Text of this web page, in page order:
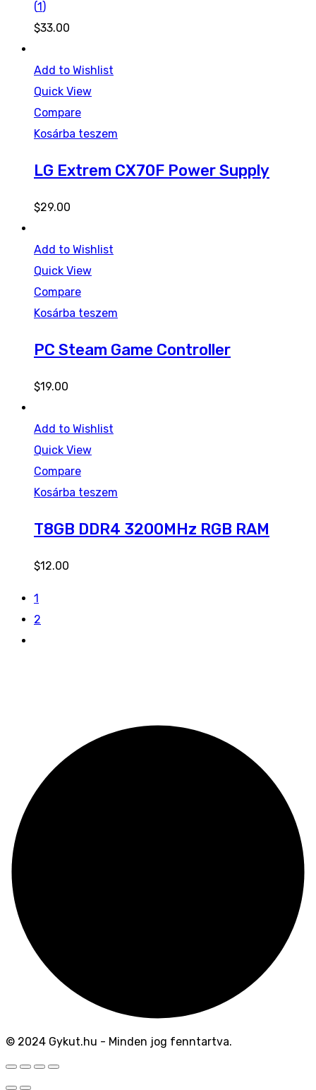
(1)
$33.00
Add to Wishlist
Quick View
Compare
Kosárba teszem
LG Extrem CX70F Power Supply
$29.00
Add to Wishlist
Quick View
Compare
Kosárba teszem
PC Steam Game Controller
$19.00
Add to Wishlist
Quick View
Compare
Kosárba teszem
T8GB DDR4 3200MHz RGB RAM
$12.00
1
2
© 2024 Gykut.hu - Minden jog fenntartva.